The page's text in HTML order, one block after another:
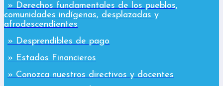
» Derechos fundamentales de los pueblos,
comunidades indígenas, desplazadas y
afrodescendientes
» Desprendibles de pago
» Estados Financieros
» Conozca nuestros directivos y docentes